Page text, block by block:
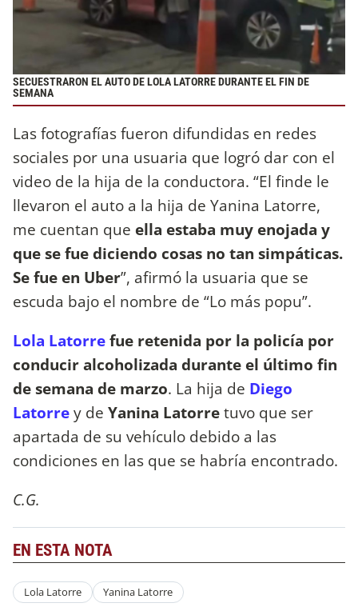
SECUESTRARON EL AUTO DE LOLA LATORRE DURANTE EL FIN DE
SEMANA
Las fotografías fueron difundidas en redes
sociales por una usuaria que logró dar con el
video de la hija de la conductora. “El finde le
llevaron el auto a la hija de Yanina Latorre,
me cuentan que ella estaba muy enojada y
que se fue diciendo cosas no tan simpáticas.
Se fue en Uber”, afirmó la usuaria que se
escuda bajo el nombre de “Lo más popu”.
Lola Latorrefue retenida por la policía por
conducir alcoholizada durante el último fin
de semana de marzo. La hija de Diego
Latorrey de Yanina Latorretuvo que ser
apartada de su vehículo debido a las
condiciones en las que se habría encontrado.
C.G.
EN ESTA NOTA
Lola Latorre Yanina Latorre